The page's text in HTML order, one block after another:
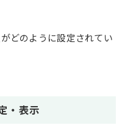
どのように設定されてい
・表示